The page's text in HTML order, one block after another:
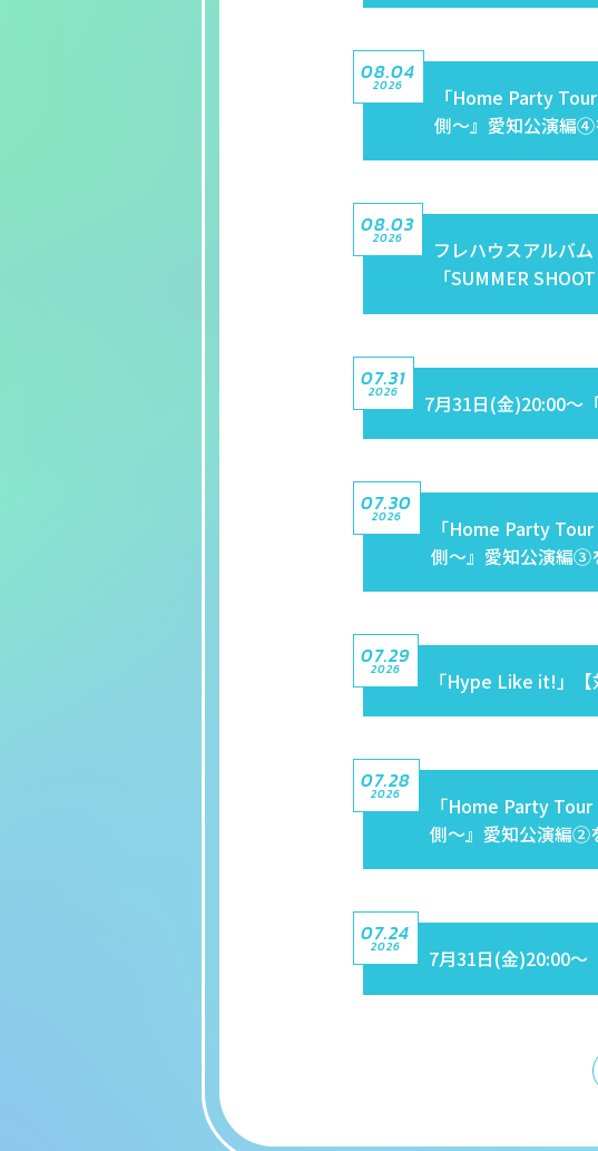
08.04
2026
「Home Party
側〜』愛知公演編④
08.03
2026
フレハウスアルバ
「SUMMER
07.31
2026 7月31日(金)20:00～
07.30
2026
「Home Party
側〜』愛知公演編③
07.29
2026 「Hype Like it!」【
07.28
2026
「Home Party
側〜』愛知公演編②
07.24
2026 7月31日(金)20:00～